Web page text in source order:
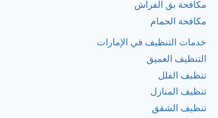
مكافحة بق الفراش
مكافحة الحمام
خدمات التنظيف في الإمارات
التنظيف العميق
تنظبف الفلل
تنظيف المنازل
تنظيف الشقق